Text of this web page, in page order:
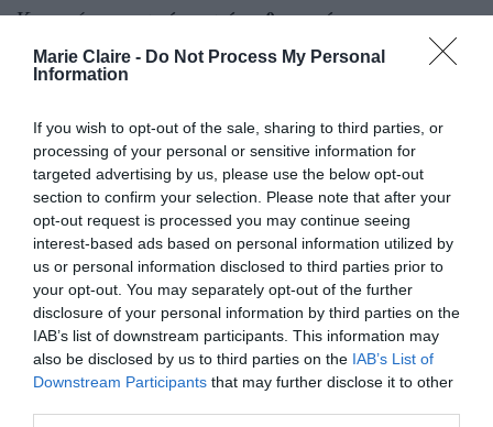
Marie Claire - Do Not Process My Personal
Information
If you wish to opt-out of the sale, sharing to third parties, or
processing of your personal or sensitive information for
targeted advertising by us, please use the below opt-out
section to confirm your selection. Please note that after your
opt-out request is processed you may continue seeing
interest-based ads based on personal information utilized by
us or personal information disclosed to third parties prior to
your opt-out. You may separately opt-out of the further
disclosure of your personal information by third parties on the
IAB’s list of downstream participants. This information may
also be disclosed by us to third parties on the IAB’s List of
Downstream Participants that may further disclose it to other
Και επίσης,αυτό που έμαθα από τη
γονεϊκότηταείναι ότι υπάρχει μια
ξεχωριστή ποιότητα αγάπης που δεν ήξερα
ότι υπήρχε πριν . Με το παιδί ανακάλυψα μια
άλλη αγάπη, που δεν τη γνώριζα. Και επίσης
έναν άλλο φόβο, το φόβο ότι είσαι υπεύθυνος
για έναν άνθρωπο. Το έχεις αυτό συνέχεια στο
μυαλό σου: να είναι καλά, να προσέχει, να μην
πάθει κάτι. Αυτό δεν το είχα πριν στη ζωή μου.
Και κάτι ακόμη: η γονεϊκότητα είναι ένας πολύ
μεγάλος καθρέφτης του εαυτού σου. Μαθαίνεις